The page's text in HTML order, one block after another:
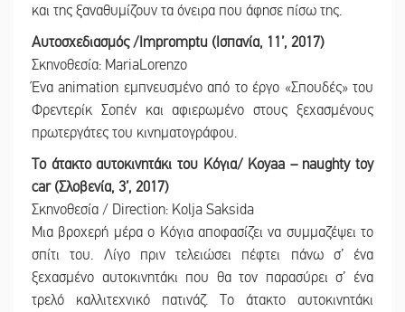
και της ξαναθυμίζουν τα όνειρα που άφησε πίσω της.
Αυτοσχεδιασμός /Impromptu (Ισπανία, 11’, 2017)
Σκηνοθεσία: MariaLorenzo
Ένα animation εμπνευσμένο από το έργο «Σπουδές» του
Φρεντερίκ Σοπέν και αφιερωμένο στους ξεχασμένους
πρωτεργάτες του κινηματογράφου.
Το άτακτο αυτοκινητάκι του Κόγια/ Κoyaa – naughty toy
car (Σλοβενία, 3’, 2017)
Σκηνοθεσία / Direction: Kolja Saksida
Μια βροχερή μέρα ο Κόγια αποφασίζει να συμμαζέψει το
σπίτι του. Λίγο πριν τελειώσει πέφτει πάνω σ’ ένα
ξεχασμένο αυτοκινητάκι που θα τον παρασύρει σ’ ένα
τρελό καλλιτεχνικό πατινάζ. Το άτακτο αυτοκινητάκι